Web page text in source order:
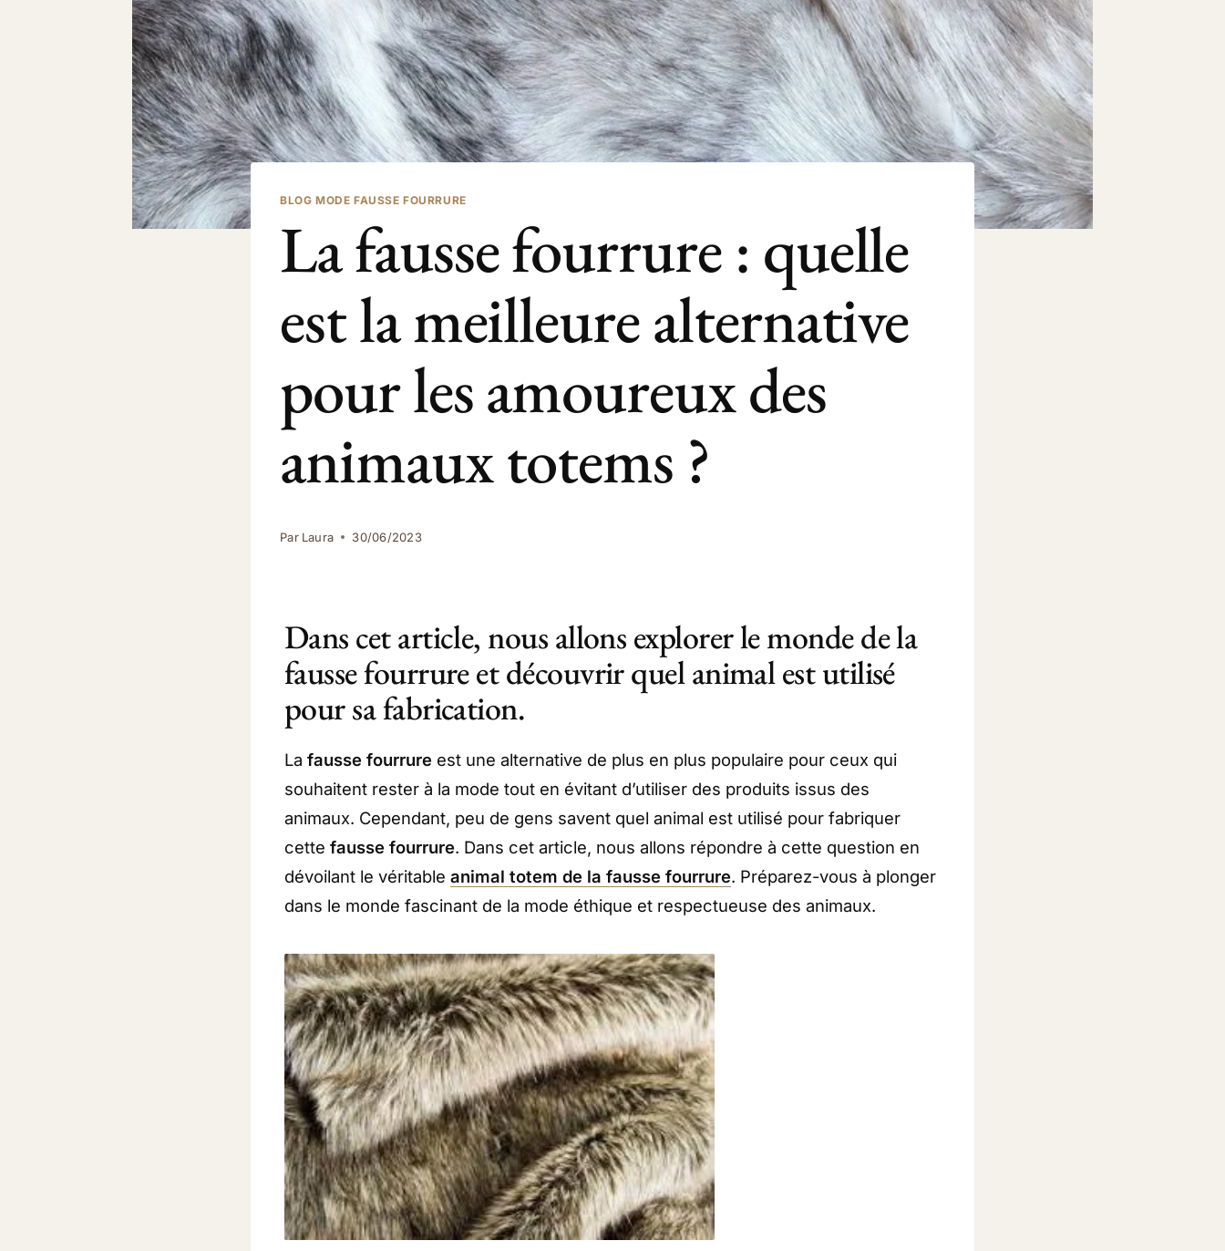
BLOG MODE FAUSSE FOURRURE
La fausse fourrure : quelle
est la meilleure alternative
pour les amoureux des
animaux totems ?
Par Laura 30/06/2023
Dans cet article, nous allons explorer le monde de la
fausse fourrure et découvrir quel animal est utilisé
pour sa fabrication.
La fausse fourrure est une alternative de plus en plus populaire pour ceux qui
souhaitent rester à la mode tout en évitant d’utiliser des produits issus des
animaux. Cependant, peu de gens savent quel animal est utilisé pour fabriquer
cette fausse fourrure. Dans cet article, nous allons répondre à cette question en
dévoilant le véritable animal totem de la fausse fourrure. Préparez-vous à plonger
dans le monde fascinant de la mode éthique et respectueuse des animaux.